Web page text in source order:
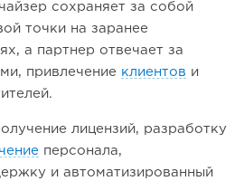
сохраняет за собой
точки на заранее
а партнер отвечает за
привлечение клиентов и
лицензий, разработку
персонала,
и автоматизированный